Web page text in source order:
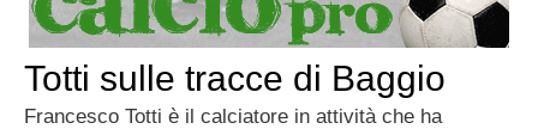
Totti sulle tracce di Baggio
Francesco Totti è il calciatore in attività che ha